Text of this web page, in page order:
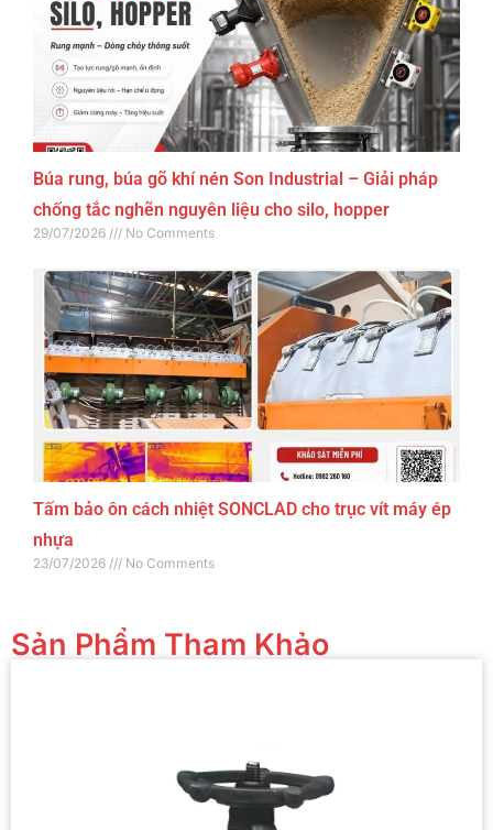
Búa rung, búa gõ khí nén Son Industrial – Giải pháp
chống tắc nghẽn nguyên liệu cho silo, hopper
29/07/2026 No Comments
Tấm bảo ôn cách nhiệt SONCLAD cho trục vít máy ép
nhựa
23/07/2026 No Comments
Sản Phẩm Tham Khảo